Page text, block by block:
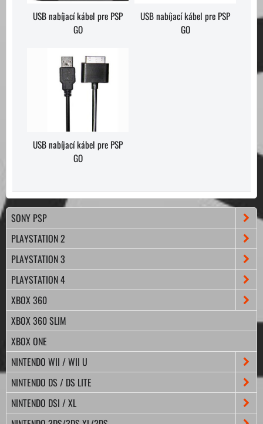
USB nabíjací kábel pre PSP
GO
USB nabíjací kábel pre PSP
GO
USB nabíjací kábel pre PSP
GO
SONY PSP
PLAYSTATION 2
PLAYSTATION 3
PLAYSTATION 4
XBOX 360
XBOX 360 SLIM
XBOX ONE
NINTENDO WII / WII U
NINTENDO DS / DS LITE
NINTENDO DSI / XL